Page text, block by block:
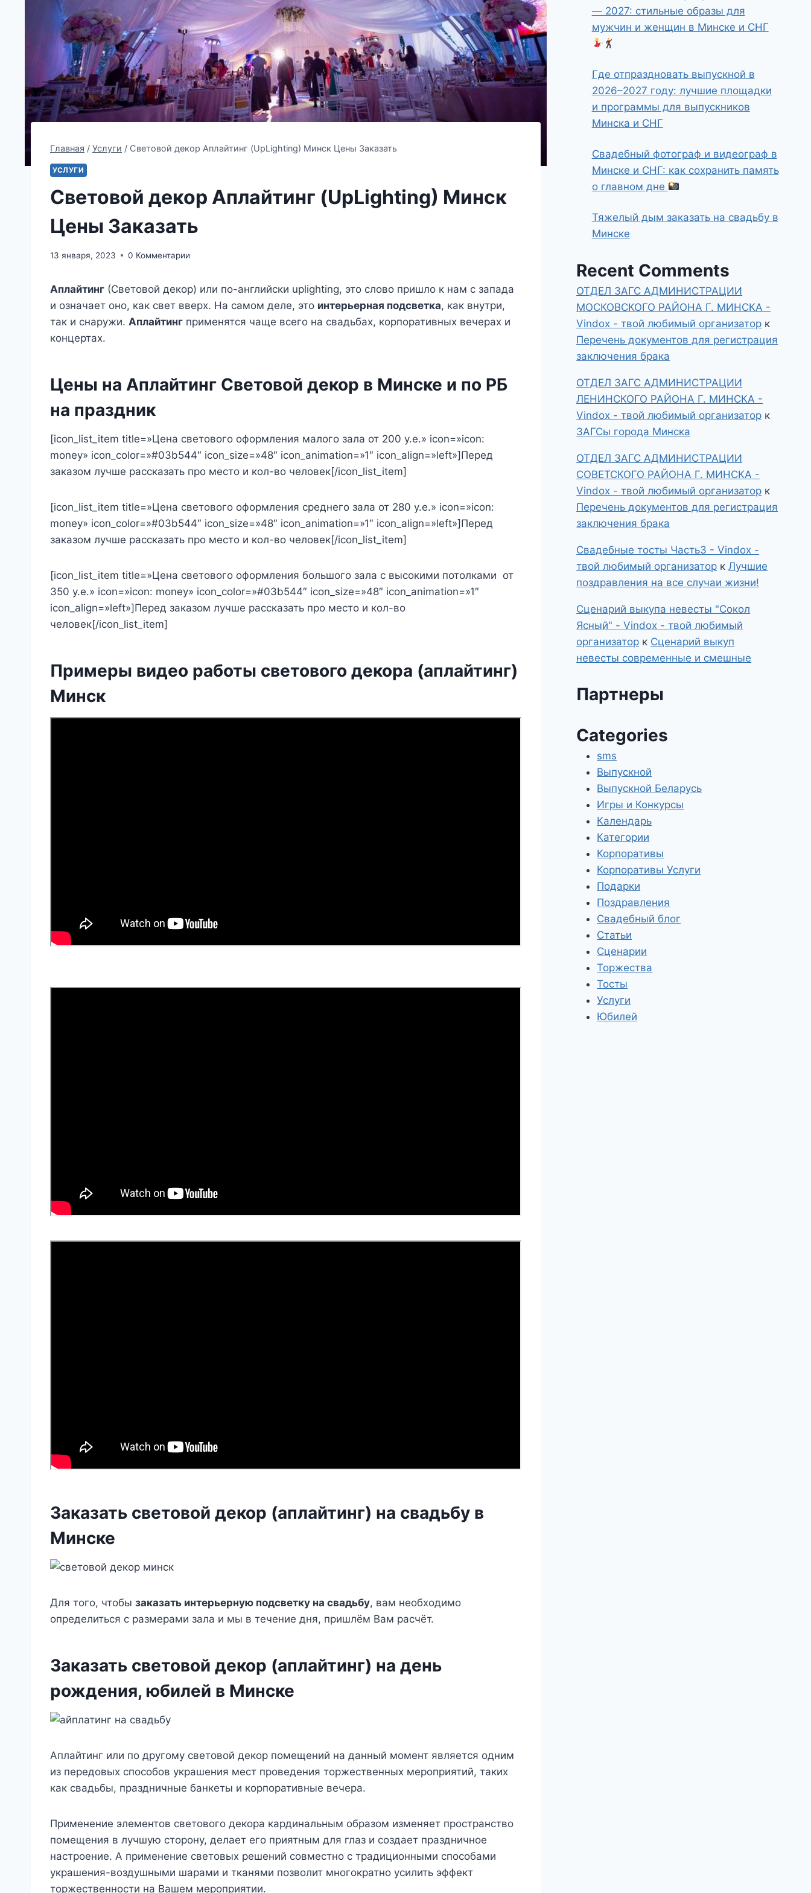
Главная / Услуги / Световой декор Аплайтинг (UpLighting) Минск Цены Заказать
УСЛУГИ
Световой декор Аплайтинг (UpLighting) Минск
Цены Заказать
13 января, 2023 0 Комментарии
Аплайтинг (Световой декор) или по-английски uplighting, это слово пришло к нам с запада
и означает оно, как свет вверх. На самом деле, это интерьерная подсветка, как внутри,
так и снаружи. Аплайтинг применятся чаще всего на свадьбах, корпоративных вечерах и
концертах.
Цены на Аплайтинг Световой декор в Минске и по РБ
на праздник
[icon_list_item title=»Цена светового оформления малого зала от 200 у.е.» icon=»icon:
money» icon_color=»#03b544″ icon_size=»48″ icon_animation=»1″ icon_align=»left»]Перед
заказом лучше рассказать про место и кол-во человек[/icon_list_item]
[icon_list_item title=»Цена светового оформления среднего зала от 280 у.е.» icon=»icon:
money» icon_color=»#03b544″ icon_size=»48″ icon_animation=»1″ icon_align=»left»]Перед
заказом лучше рассказать про место и кол-во человек[/icon_list_item]
[icon_list_item title=»Цена светового оформления большого зала с высокими потолками от
350 у.е.» icon=»icon: money» icon_color=»#03b544″ icon_size=»48″ icon_animation=»1″
icon_align=»left»]Перед заказом лучше рассказать про место и кол-во
человек[/icon_list_item]
Примеры видео работы светового декора (аплайтинг)
Минск
Заказать световой декор (аплайтинг) на свадьбу в
Минске
Для того, чтобы заказать интерьерную подсветку на свадьбу, вам необходимо
определиться с размерами зала и мы в течение дня, пришлём Вам расчёт.
Заказать световой декор (аплайтинг) на день
рождения, юбилей в Минске
Аплайтинг или по другому световой декор помещений на данный момент является одним
из передовых способов украшения мест проведения торжественных мероприятий, таких
как свадьбы, праздничные банкеты и корпоративные вечера.
Применение элементов светового декора кардинальным образом изменяет пространство
помещения в лучшую сторону, делает его приятным для глаз и создает праздничное
настроение. А применение световых решений совместно с традиционными способами
украшения-воздушными шарами и тканями позволит многократно усилить эффект
торжественности на Вашем мероприятии.
— 2027: стильные образы для
мужчин и женщин в Минске и СНГ
Где отпраздновать выпускной в
2026–2027 году: лучшие площадки
и программы для выпускников
Минска и СНГ
Свадебный фотограф и видеограф в
Минске и СНГ: как сохранить память
о главном дне
Тяжелый дым заказать на свадьбу в
Минске
Recent Comments
ОТДЕЛ ЗАГС АДМИНИСТРАЦИИ
МОСКОВСКОГО РАЙОНА Г. МИНСКА -
Vindox - твой любимый организатор к
Перечень документов для регистрация
заключения брака
ОТДЕЛ ЗАГС АДМИНИСТРАЦИИ
ЛЕНИНСКОГО РАЙОНА Г. МИНСКА -
Vindox - твой любимый организатор к
ЗАГСы города Минска
ОТДЕЛ ЗАГС АДМИНИСТРАЦИИ
СОВЕТСКОГО РАЙОНА Г. МИНСКА -
Vindox - твой любимый организатор к
Перечень документов для регистрация
заключения брака
Свадебные тосты Часть3 - Vindox -
твой любимый организатор кЛучшие
поздравления на все случаи жизни!
Сценарий выкупа невесты "Сокол
Ясный" - Vindox - твой любимый
организатор к Сценарий выкуп
невесты современные и смешные
Партнеры
Categories
sms
Выпускной
Выпускной Беларусь
Игры и Конкурсы
Календарь
Категории
Корпоративы
Корпоративы Услуги
Подарки
Поздравления
Свадебный блог
Статьи
Сценарии
Торжества
Тосты
Услуги
Юбилей